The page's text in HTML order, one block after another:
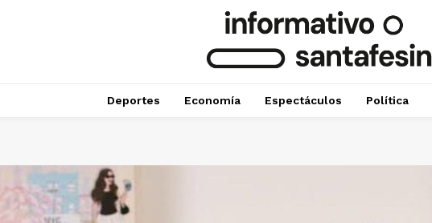
Deportes Economía Espectáculos Política